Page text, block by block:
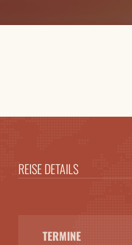
REISE DETAILS
TERMINE